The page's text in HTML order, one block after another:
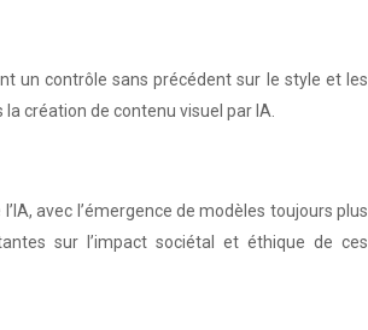
un contrôle sans précédent sur le style et les
création de contenu visuel par IA.
avec l’émergence de modèles toujours plus
sur l’impact sociétal et éthique de ces